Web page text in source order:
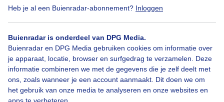
Heb je al een Buienradar-abonnement? Inloggen
Buienradar is onderdeel van DPG Media.
Buienradar en DPG Media gebruiken cookies om informatie over
je apparaat, locatie, browser en surfgedrag te verzamelen. Deze
informatie combineren we met de gegevens die je zelf deelt met
ons, zoals wanneer je een account aanmaakt. Dit doen we om
het gebruik van onze media te analyseren en onze websites en
apps te verbeteren.